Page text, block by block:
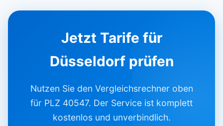
Jetzt Tarife für
Düsseldorf prüfen
Nutzen Sie den Vergleichsrechner oben
für PLZ 40547. Der Service ist komplett
kostenlos und unverbindlich.